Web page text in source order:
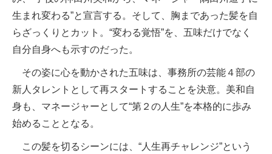
生まれ変わる”と宣言する。そして、胸まであった髪を自
らざっくりとカット。“変わる覚悟”を、五味だけでなく
自分自身へも示すのだった。
その姿に心を動かされた五味は、事務所の芸能４部の
新人タレントとして再スタートすることを決意。美和自
身も、マネージャーとして“第２の人生”を本格的に歩み
始めることとなる。
この髪を切るシーンには、“人生再チャレンジ”という